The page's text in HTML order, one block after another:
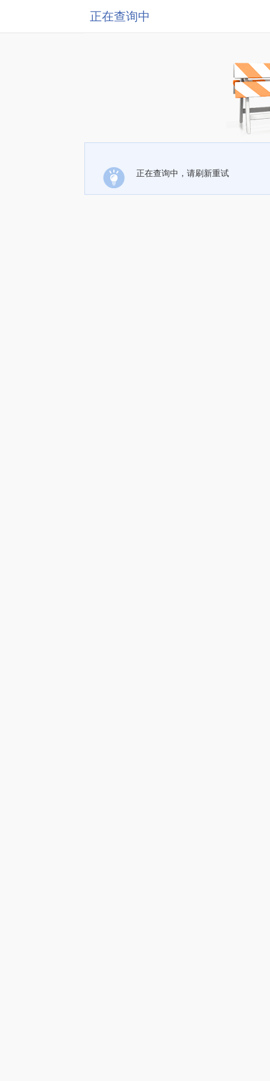
正在查询中
正在查询中，请刷新重试